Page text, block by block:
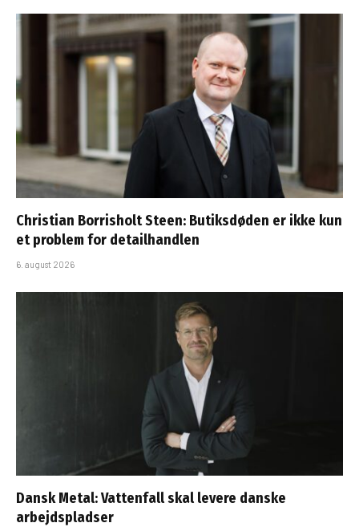
Christian Borrisholt Steen: Butiksdøden er ikke kun
et problem for detailhandlen
6. august 2026
Dansk Metal: Vattenfall skal levere danske
arbejdspladser